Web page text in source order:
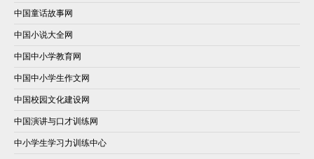
中国童话故事网
中国小说大全网
中国中小学教育网
中国中小学生作文网
中国校园文化建设网
中国演讲与口才训练网
中小学生学习力训练中心